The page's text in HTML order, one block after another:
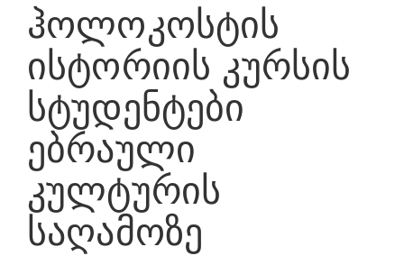
ჰოლოკოსტის
ისტორიის კურსის
სტუდენტები
ებრაული
კულტურის
საღამოზე